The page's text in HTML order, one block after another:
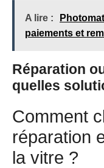
A lire :
paiements et
Réparation
quelles
Comment
réparation
la vitre ?